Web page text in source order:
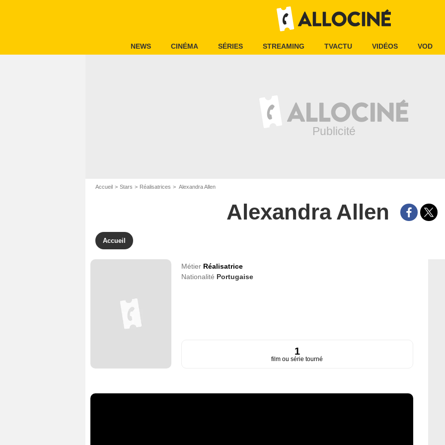
NEWS CINÉMA SÉRIES STREAMING TVACTU VIDÉOS VOD
Accueil Stars Réalisatrices Alexandra Allen
Alexandra Allen
Accueil
Métier Réalisatrice
Nationalité Portugaise
1
film ou série tourné